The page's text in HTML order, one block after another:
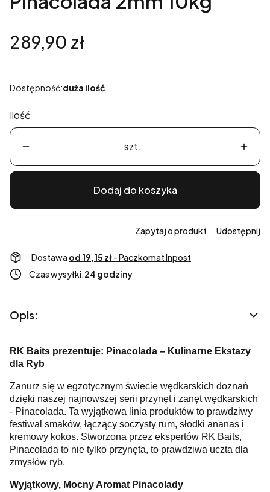
Cena
289,90 zł
Dostępność:duża ilość
Ilość
szt.
Dodaj do koszyka
Zapytaj o produkt Udostępnij
Dostawa od 19,15 zł- Paczkomat Inpost
Czas wysyłki:24 godziny
Opis:
RK Baits prezentuje: Pinacolada – Kulinarne Ekstazy
dla Ryb
Zanurz się w egzotycznym świecie wędkarskich doznań
dzięki naszej najnowszej serii przynęt i zanęt wędkarskich
- Pinacolada. Ta wyjątkowa linia produktów to prawdziwy
festiwal smaków, łączący soczysty rum, słodki ananas i
kremowy kokos. Stworzona przez ekspertów RK Baits,
Pinacolada to nie tylko przynęta, to prawdziwa uczta dla
zmysłów ryb.
Wyjątkowy, Mocny Aromat Pinacolady